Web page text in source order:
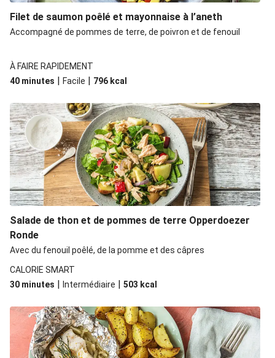
Filet de saumon poêlé et mayonnaise à l’aneth
Accompagné de pommes de terre, de poivron et de fenouil
À FAIRE RAPIDEMENT
40 minutes | Facile | 796 kcal
Salade de thon et de pommes de terre Opperdoezer
Ronde
Avec du fenouil poêlé, de la pomme et des câpres
CALORIE SMART
30 minutes | Intermédiaire | 503 kcal